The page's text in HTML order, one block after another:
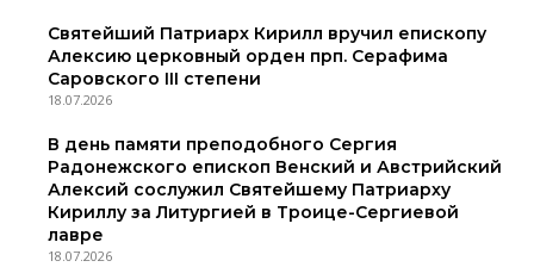
Святейший Патриарх Кирилл вручил епископу
Алексию церковный орден прп. Серафима
Саровского III степени
18.07.2026
В день памяти преподобного Сергия
Радонежского епископ Венский и Австрийский
Алексий сослужил Святейшему Патриарху
Кириллу за Литургией в Троице-Сергиевой
лавре
18.07.2026